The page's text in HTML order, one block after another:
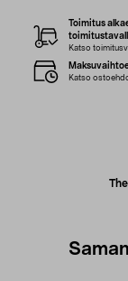
Toimitus
Katso
Katso